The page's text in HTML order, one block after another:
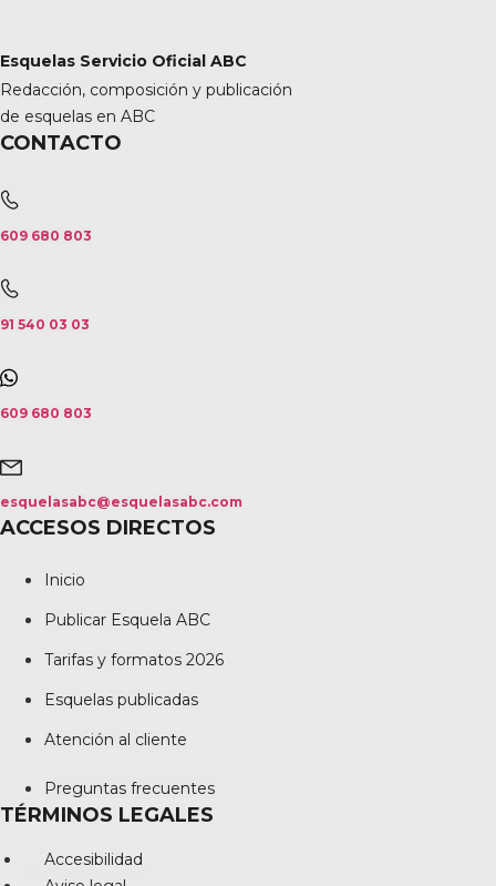
Esquelas Servicio Oficial ABC
Redacción, composición y publicación
de esquelas en ABC
CONTACTO
609 680 803
91 540 03 03
609 680 803
esquelasabc@esquelasabc.com
ACCESOS DIRECTOS
Inicio
Publicar Esquela ABC
Tarifas y formatos 2026
Esquelas publicadas
Atención al cliente
Preguntas frecuentes
TÉRMINOS LEGALES
Accesibilidad